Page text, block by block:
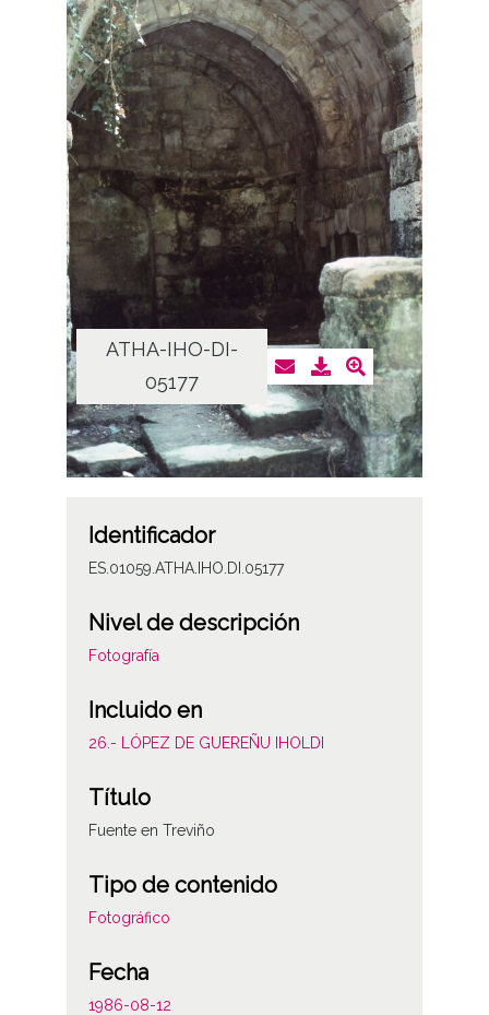
ATHA-IHO-DI-
05177
Identificador
ES.01059.ATHA.IHO.DI.05177
Nivel de descripción
Fotografía
Incluido en
26.- LÓPEZ DE GUEREÑU IHOLDI
Título
Fuente en Treviño
Tipo de contenido
Fotográfico
Fecha
1986-08-12